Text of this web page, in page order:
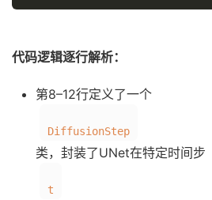
代码逻辑逐行解析：
第8–12行定义了一个
DiffusionStep
类，封装了UNet在特定时间步
t